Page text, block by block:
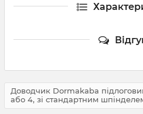
Доводчик Dormakaba
або 4, зі стандартним